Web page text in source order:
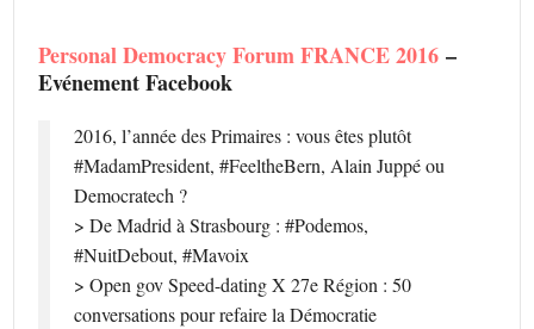
Personal Democracy Forum FRANCE 2016 –
Evénement Facebook
2016, l’année des Primaires : vous êtes plutôt
#MadamPresident, #FeeltheBern, Alain Juppé ou
Democratech ?
> De Madrid à Strasbourg : #Podemos,
#NuitDebout, #Mavoix
> Open gov Speed-dating X 27e Région : 50
conversations pour refaire la Démocratie